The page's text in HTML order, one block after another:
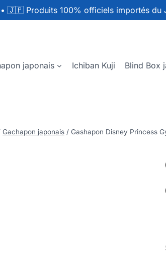
• 🇯🇵 Produits 100% officiels importés du
japonais Ichiban Kuji Blind Box
Gachapon japonais / Gashapon Disney Princess